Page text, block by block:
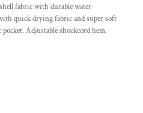
fabric with durable water
quick drying fabric and super soft
Adjustable shockcord hem.